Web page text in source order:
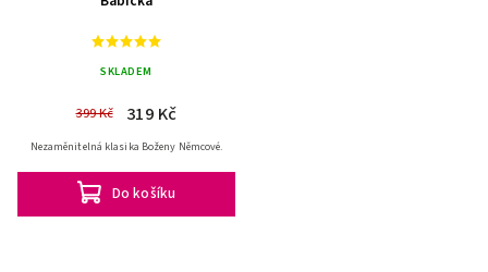
SKLADEM
399 Kč 319 Kč
Do košíku
Nezaměnitelná klasika Boženy Němcové.